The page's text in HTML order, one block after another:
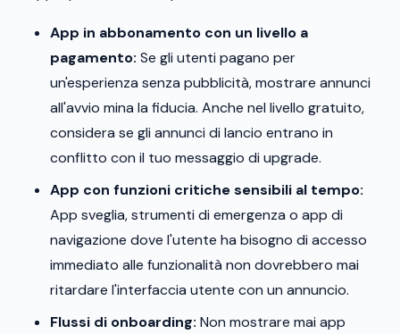
App in abbonamento con un livello a
pagamento: Se gli utenti pagano per
un'esperienza senza pubblicità, mostrare annunci
all'avvio mina la fiducia. Anche nel livello gratuito,
considera se gli annunci di lancio entrano in
conflitto con il tuo messaggio di upgrade.
App con funzioni critiche sensibili al tempo:
App sveglia, strumenti di emergenza o app di
navigazione dove l'utente ha bisogno di accesso
immediato alle funzionalità non dovrebbero mai
ritardare l'interfaccia utente con un annuncio.
Flussi di onboarding: Non mostrare mai app